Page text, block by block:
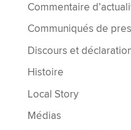
Commentaire
Communiqués de
Discours et
Histoire
Local Story
Médias